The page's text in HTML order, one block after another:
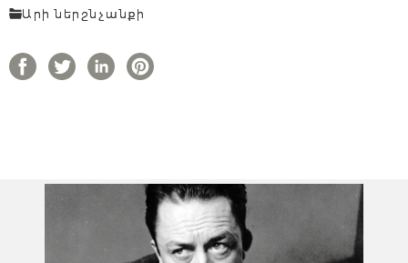
Արի ներշնչանքի